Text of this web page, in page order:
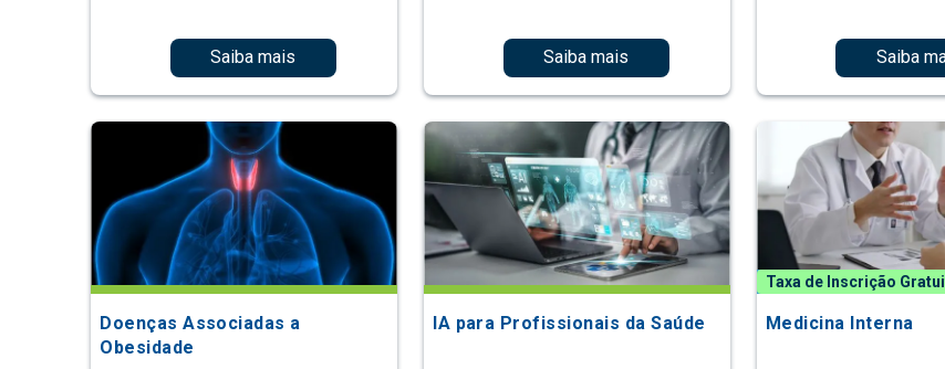
Saiba mais Saiba mais Saiba
Doenças Associadas a
Obesidade
IA para Profissionais da Saúde
Taxa de Inscrição
Medicina Interna